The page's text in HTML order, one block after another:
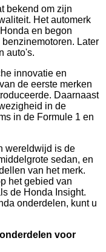
bekend om zijn
Het automerk
en begon
Later
auto's.
innovatie en
de eerste merken
Daarnaast
in de
in de Formule 1 en
wereldwijd is de
sedan, en
van het merk.
het gebied van
de Honda Insight.
onderdelen, kunt u
voor